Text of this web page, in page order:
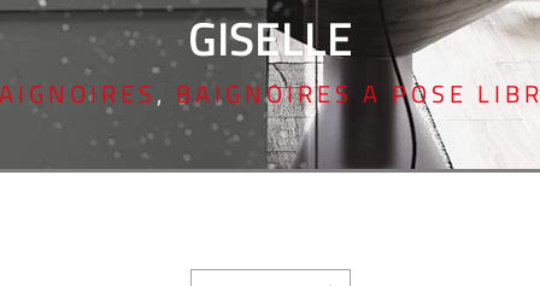
GISELLE
, BAIGNOIRES A POSE